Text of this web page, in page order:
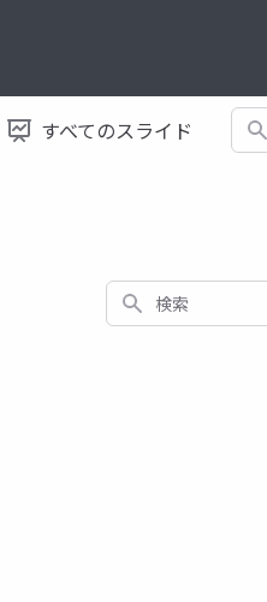
すべてのスライド 検索
検索